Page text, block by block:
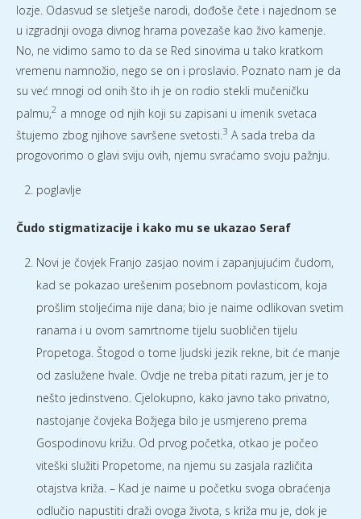
lozje. Odasvud se sletješe narodi, dođoše čete i najednom se
u izgradnji ovoga divnog hrama povezaše kao živo kamenje.
No, ne vidimo samo to da se Red sinovima u tako kratkom
vremenu namnožio, nego se on i proslavio. Poznato nam je da
su već mnogi od onih što ih je on rodio stekli mučeničku
palmu,2 a mnoge od njih koji su zapisani u imenik svetaca
štujemo zbog njihove savršene svetosti.3 A sada treba da
progovorimo o glavi sviju ovih, njemu svraćamo svoju pažnju.
poglavlje
Čudo stigmatizacije i kako mu se ukazao Seraf
Novi je čovjek Franjo zasjao novim i zapanjujućim čudom,
kad se pokazao urešenim posebnom povlasticom, koja
prošlim stoljećima nije dana; bio je naime odlikovan svetim
ranama i u ovom samrtnome tijelu suobličen tijelu
Propetoga. Štogod o tome ljudski jezik rekne, bit će manje
od zaslužene hvale. Ovdje ne treba pitati razum, jer je to
nešto jedinstveno. Cjelokupno, kako javno tako privatno,
nastojanje čovjeka Božjega bilo je usmjereno prema
Gospodinovu križu. Od prvog početka, otkao je počeo
viteški služiti Propetome, na njemu su zasjala različita
otajstva križa. – Kad je naime u početku svoga obraćenja
odlučio napustiti draži ovoga života, s križa mu je, dok je